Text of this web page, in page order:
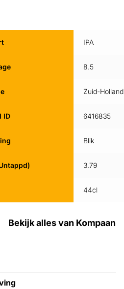
IPA
8.5
Zuid-Holland
ID 6416835
Blik
3.79
44cl
Bekijk alles van Kompaan